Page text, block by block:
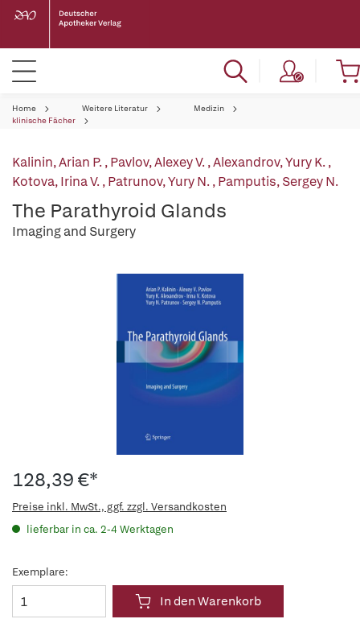
Home Weitere Literatur
Medizin
klinische Fächer
Kalinin, Arian P.,Pavlov, Alexey V.,Alexandrov, Yury K.,
Kotova, Irina V.,Patrunov, Yury N.,Pamputis, Sergey N.
The Parathyroid Glands
Imaging and Surgery
128,39 €*
Preise inkl. MwSt., ggf. zzgl. Versandkosten
lieferbar in ca. 2-4 Werktagen
Exemplare:
In den Warenkorb